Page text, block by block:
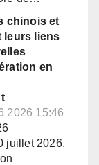
chinois et
leurs liens
en
2026 15:46
juillet 2026,